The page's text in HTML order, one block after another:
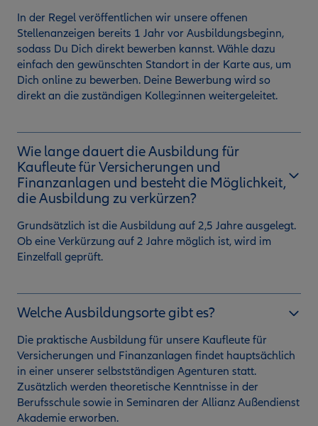
In der Regel veröffentlichen wir unsere offenen
Stellenanzeigen bereits 1 Jahr vor Ausbildungsbeginn,
sodass Du Dich direkt bewerben kannst. Wähle dazu
einfach den gewünschten Standort in der Karte aus, um
Dich online zu bewerben. Deine Bewerbung wird so
direkt an die zuständigen Kolleg:innen weitergeleitet.
Wie lange dauert die Ausbildung für
Kaufleute für Versicherungen und
Finanzanlagen und besteht die Möglichkeit,
die Ausbildung zu verkürzen?
Grundsätzlich ist die Ausbildung auf 2,5 Jahre ausgelegt.
Ob eine Verkürzung auf 2 Jahre möglich ist, wird im
Einzelfall geprüft.
Welche Ausbildungsorte gibt es?
Die praktische Ausbildung für unsere Kaufleute für
Versicherungen und Finanzanlagen findet hauptsächlich
in einer unserer selbstständigen Agenturen statt.
Zusätzlich werden theoretische Kenntnisse in der
Berufsschule sowie in Seminaren der Allianz Außendienst
Akademie erworben.